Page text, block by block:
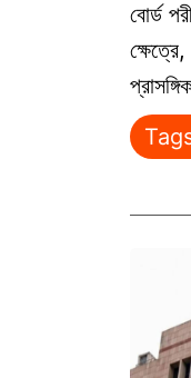
বোর্ড